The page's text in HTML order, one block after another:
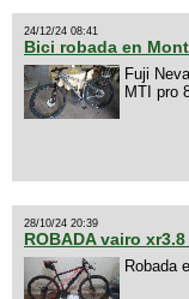
24/12/24 08:41
Bici robada en
Fuji
MTI pro
28/10/24 20:39
ROBADA vairo
Robada